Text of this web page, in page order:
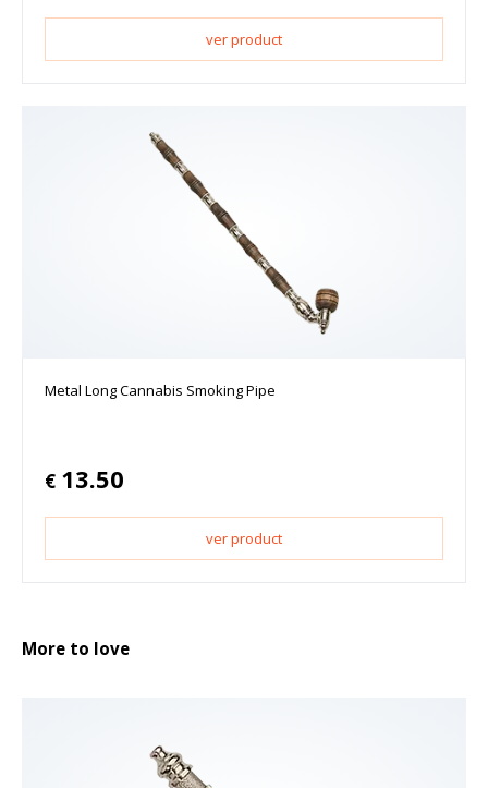
ver product
Metal Long Cannabis Smoking Pipe
€ 13.50
ver product
More to love